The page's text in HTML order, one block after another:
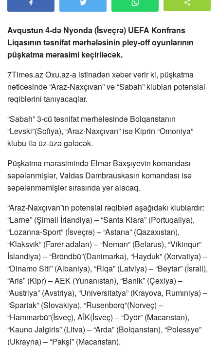
Avqustun 4-də Nyonda (İsveçrə) UEFA Konfrans
Liqasının təsnifat mərhələsinin pley-off oyunlarının
püşkatma mərasimi keçiriləcək.
7Times.az Oxu.az-a istinadən xəbər verir ki, püşkatma
nəticəsində “Araz-Naxçıvan” və “Sabah” klubları potensial
rəqiblərini tanıyacaqlar.
“Sabah” 3-cü təsnifat mərhələsində Bolqarıstanın
“Levski”(Sofiya), “Araz-Naxçıvan” isə Kiprin “Omoniya”
klubu ilə üz-üzə gələcək.
Püşkatma mərasimində Elmar Baxşıyevin komandası
səpələnmişlər, Valdas Dambrauskasın komandası isə
səpələnməmişlər sırasında yer alacaq.
“Araz-Naxçıvan”ın potensial rəqibləri aşağıdakı klublardır:
“Larne” (Şimali İrlandiya) – “Santa Klara” (Portuqaliya),
“Lozanna-Sport” (İsveçrə) – “Astana” (Qazaxıstan),
“Klaksvik” (Farer adaları) – “Neman” (Belarus), “Vikinqur”
İslandiya) – “Bröndbü”(Danimarka), “Hayduk” (Xorvatiya) –
“Dinamo Siti” (Albaniya), “Riqa” (Latviya) – “Beytar” (İsrail),
“Aris” (Kipr) – AEK (Yunanıstan), “Banik” (Çexiya) –
“Austriya” (Avstriya), “Universitatya” (Krayova, Rumıniya) –
“Spartak” (Slovakiya), “Rusenborq”(Norveç) –
“Hammarbü”(İsveç), AİK(İsveç) – “Dyör” (Macarıstan),
“Kauno Jalgiris” (Litva) – “Arda” (Bolqarıstan), “Polessye”
(Ukrayna) – “Pakşi” (Macarıstan).